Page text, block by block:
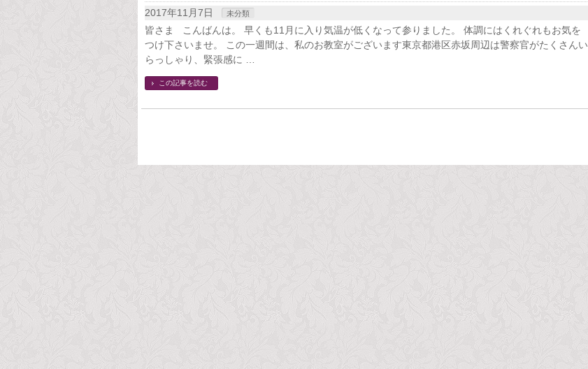
2017年11月7日 未分類
皆さま こんばんは。 早くも11月に入り気温が低くなって参りました。 体調にはくれぐれもお気を
つけ下さいませ。 この一週間は、私のお教室がございます東京都港区赤坂周辺は警察官がたくさんい
らっしゃり、緊張感に …
この記事を読む